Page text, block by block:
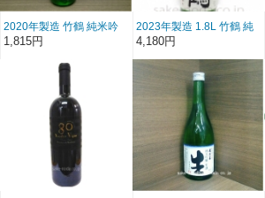
2020年製造 竹鶴 純米吟
醸生酒 初しぼり 720ml
1,815円
2023年製造 1.8L 竹鶴 純
米吟醸生酒 初しぼり
4,180円